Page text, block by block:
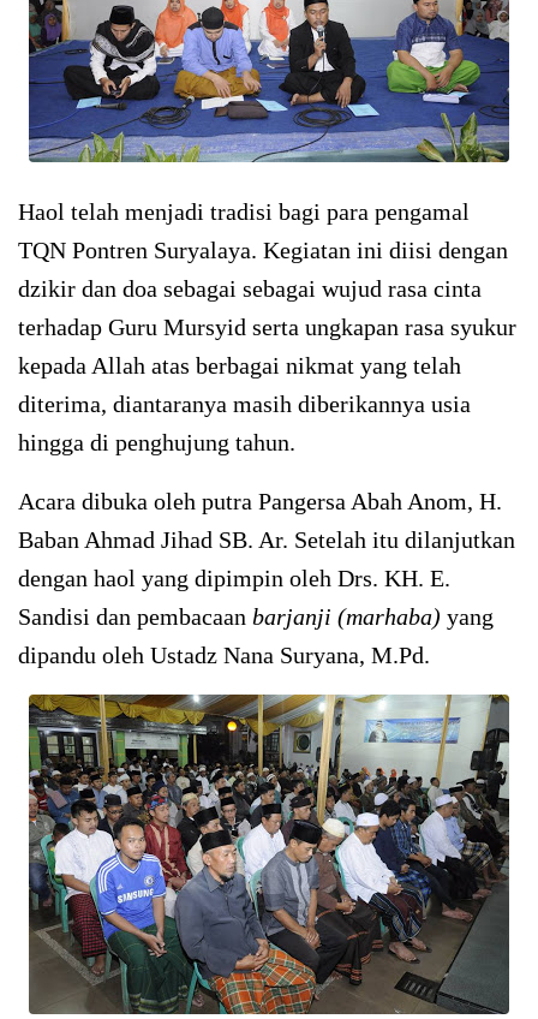
Haol telah menjadi tradisi bagi para pengamal
TQN Pontren Suryalaya. Kegiatan ini diisi dengan
dzikir dan doa sebagai sebagai wujud rasa cinta
terhadap Guru Mursyid serta ungkapan rasa syukur
kepada Allah atas berbagai nikmat yang telah
diterima, diantaranya masih diberikannya usia
hingga di penghujung tahun.
Acara dibuka oleh putra Pangersa Abah Anom, H.
Baban Ahmad Jihad SB. Ar. Setelah itu dilanjutkan
dengan haol yang dipimpin oleh Drs. KH. E.
Sandisi dan pembacaan barjanji (marhaba) yang
dipandu oleh Ustadz Nana Suryana, M.Pd.